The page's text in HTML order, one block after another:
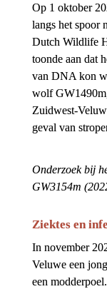
Op 1 oktober
langs het spoor
Dutch Wildlife
toonde aan dat
van DNA kon
wolf
Zuidwest-
geval van
GW3154m
Ziektes en
In november
Veluwe een
een